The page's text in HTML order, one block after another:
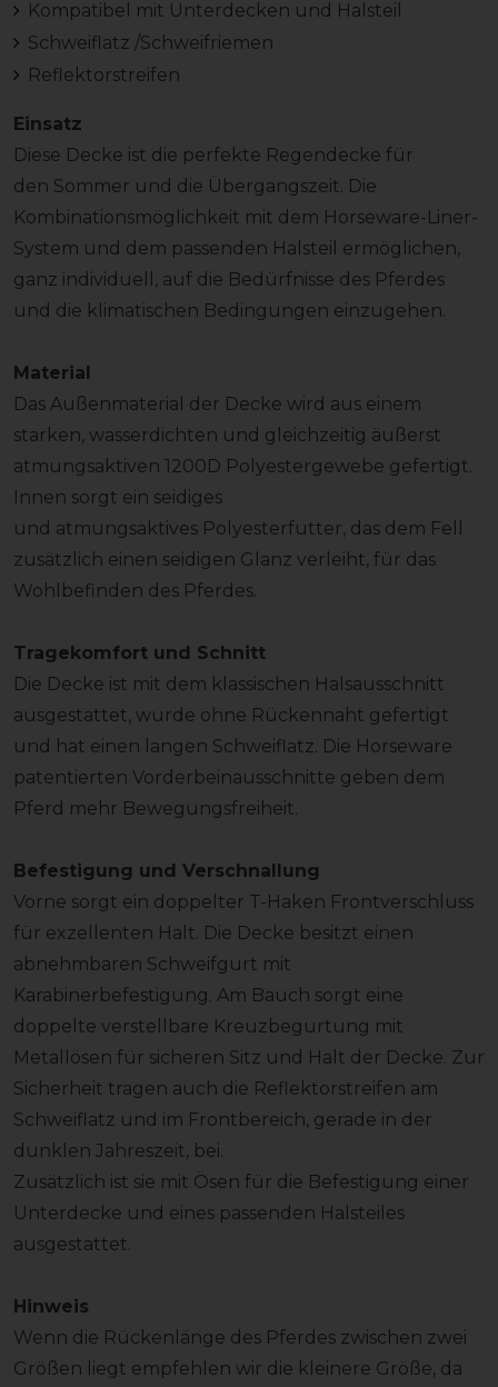
Kompatibel mit Unterdecken und Halsteil
Schweiflatz /Schweifriemen
Reflektorstreifen
Einsatz
Diese Decke ist die perfekte Regendecke für
den Sommer und die Übergangszeit. Die
Kombinationsmöglichkeit mit dem Horseware-Liner-
System und dem passenden Halsteil ermöglichen,
ganz individuell, auf die Bedürfnisse des Pferdes
und die klimatischen Bedingungen einzugehen.
Material
Das Außenmaterial der Decke wird aus einem
starken, wasserdichten und gleichzeitig äußerst
atmungsaktiven 1200D Polyestergewebe gefertigt.
Innen sorgt ein seidiges
und atmungsaktives Polyesterfutter, das dem Fell
zusätzlich einen seidigen Glanz verleiht, für das
Wohlbefinden des Pferdes.
Tragekomfort und Schnitt
Die Decke ist mit dem klassischen Halsausschnitt
ausgestattet, wurde ohne Rückennaht gefertigt
und hat einen langen Schweiflatz. Die Horseware
patentierten Vorderbeinausschnitte geben dem
Pferd mehr Bewegungsfreiheit.
Befestigung und Verschnallung
Vorne sorgt ein doppelter T-Haken Frontverschluss
für exzellenten Halt. Die Decke besitzt einen
abnehmbaren Schweifgurt mit
Karabinerbefestigung. Am Bauch sorgt eine
doppelte verstellbare Kreuzbegurtung mit
Metallösen für sicheren Sitz und Halt der Decke. Zur
Sicherheit tragen auch die Reflektorstreifen am
Schweiflatz und im Frontbereich, gerade in der
dunklen Jahreszeit, bei.
Zusätzlich ist sie mit Ösen für die Befestigung einer
Unterdecke und eines passenden Halsteiles
ausgestattet.
Hinweis
Wenn die Rückenlänge des Pferdes zwischen zwei
Größen liegt empfehlen wir die kleinere Größe, da